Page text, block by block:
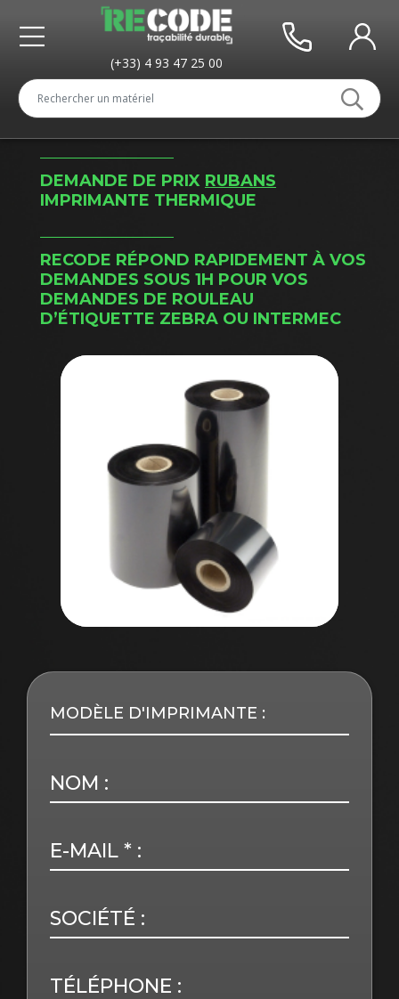
(+33) 4 93 47 25 00
DEMANDE DE PRIX RUBANS
IMPRIMANTE THERMIQUE
RECODE RÉPOND RAPIDEMENT À VOS
DEMANDES SOUS 1H POUR VOS
DEMANDES DE ROULEAU
D’ÉTIQUETTE ZEBRA OU INTERMEC
MODÈLE D'IMPRIMANTE :
NOM :
E-MAIL * :
SOCIÉTÉ :
TÉLÉPHONE :